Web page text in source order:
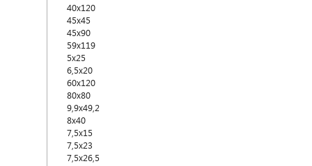
40x120
45x45
45x90
59x119
5x25
6,5x20
60x120
80x80
9,9x49,2
8x40
7,5x15
7,5x23
7,5x26,5